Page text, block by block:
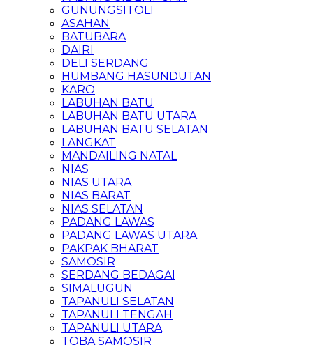
GUNUNGSITOLI
ASAHAN
BATUBARA
DAIRI
DELI SERDANG
HUMBANG HASUNDUTAN
KARO
LABUHAN BATU
LABUHAN BATU UTARA
LABUHAN BATU SELATAN
LANGKAT
MANDAILING NATAL
NIAS
NIAS UTARA
NIAS BARAT
NIAS SELATAN
PADANG LAWAS
PADANG LAWAS UTARA
PAKPAK BHARAT
SAMOSIR
SERDANG BEDAGAI
SIMALUGUN
TAPANULI SELATAN
TAPANULI TENGAH
TAPANULI UTARA
TOBA SAMOSIR